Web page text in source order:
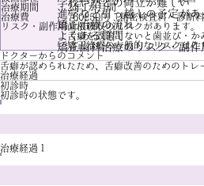
学校や塾との両立が難しい
進学など引っ越しの予定があ
矯正治療の流れ
よくある質問
矯正歯科治療のリスク・副作
治療期間
2年1か月間
治療費
760250円（精密検査料・診断
リスク・副作用歯根吸収のリスクがあります。
舌癖を改善しないと歯並び・か
矯正治療の一般的なリスクはこ
ドクターからのコメント
舌癖が認められたため、舌癖改善のためのトレ
治療経過
初診時
初診時の状態です。
治療経過１